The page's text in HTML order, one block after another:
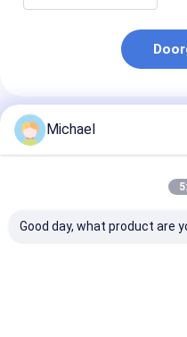
Geadviseerde Producten
Michael
Good day, what product are